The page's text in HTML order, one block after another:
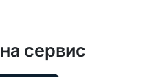
на сервис